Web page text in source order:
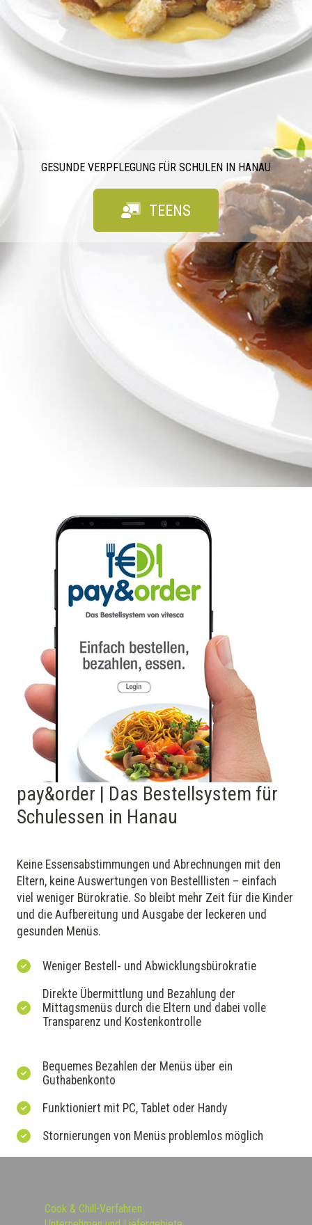
GESUNDE VERPFLEGUNG FÜR SCHULEN IN HANAU
TEENS
pay&order | Das Bestellsystem für
Schulessen in Hanau
Keine Essens­abstimmungen und Ab­rechnungen mit den
Eltern, keine Aus­wer­tungen von Bestelllisten – einfach
viel weniger Bürokratie. So bleibt mehr Zeit für die Kinder
und die Aufbereitung und Ausgabe der leckeren und
gesunden Menüs.
Weniger Bestell- und Abwicklungsbürokratie
Direkte Übermittlung und Bezahlung der
Mittagsmenüs durch die Eltern und dabei volle
Transparenz und Kostenkontrolle
Bequemes Bezahlen der Menüs über ein
Guthabenkonto
Funktioniert mit PC, Tablet oder Handy
Stornierungen von Menüs problemlos möglich
Cook & Chill-Verfahren